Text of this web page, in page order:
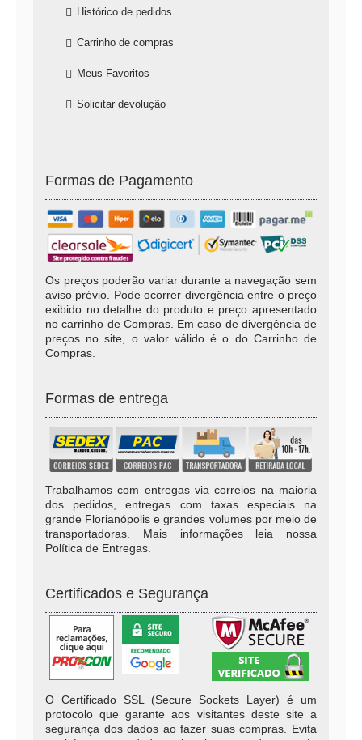
Histórico de pedidos
Carrinho de compras
Meus Favoritos
Solicitar devolução
Formas de Pagamento
Os preços poderão variar durante a navegação sem
aviso prévio. Pode ocorrer divergência entre o preço
exibido no detalhe do produto e preço apresentado
no carrinho de Compras. Em caso de divergência de
preços no site, o valor válido é o do Carrinho de
Compras.
Formas de entrega
Trabalhamos com entregas via correios na maioria
dos pedidos, entregas com taxas especiais na
grande Florianópolis e grandes volumes por meio de
transportadoras. Mais informações leia nossa
Política de Entregas.
Certificados e Segurança
O Certificado SSL (Secure Sockets Layer) é um
protocolo que garante aos visitantes deste site a
segurança dos dados ao fazer suas compras. Evita